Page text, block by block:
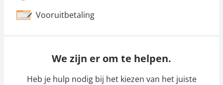
Vooruitbetaling
We zijn er om te helpen.
Heb je hulp nodig bij het kiezen van het juiste